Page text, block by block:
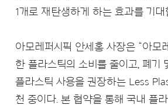
1개로 재탄생하게 하는 효과를 기대
아모레퍼시픽 안세홍 사장은 “아모
한 플라스틱의 소비를 줄이고, 폐기
플라스틱 사용을 권장하는 Less
천 중이다. 본 협약을 통해 국내 플